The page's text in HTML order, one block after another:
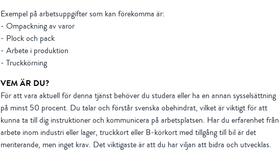
Exempel på arbetsuppgifter som kan förekomma är:
- Ompackning av varor
- Plock och pack
- Arbete i produktion
- Truckkörning
VEM ÄR DU?
För att vara aktuell för denna tjänst behöver du studera eller ha en annan sysselsättning
på minst 50 procent. Du talar och förstår svenska obehindrat, vilket är viktigt för att
kunna ta till dig instruktioner och kommunicera på arbetsplatsen. Har du erfarenhet från
arbete inom industri eller lager, truckkort eller B-körkort med tillgång till bil är det
meriterande, men inget krav. Det viktigaste är att du har viljan att bidra och utvecklas.